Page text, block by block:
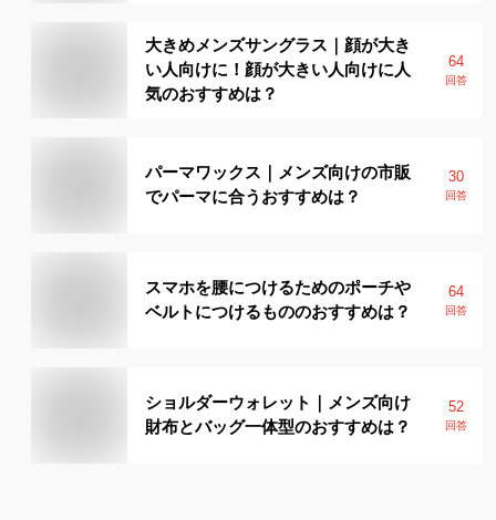
大きめメンズサングラス｜顔が大き
い人向けに！顔が大きい人向けに人
気のおすすめは？
64
回答
パーマワックス｜メンズ向けの市販
でパーマに合うおすすめは？
30
回答
スマホを腰につけるためのポーチや
ベルトにつけるもののおすすめは？
64
回答
ショルダーウォレット｜メンズ向け
財布とバッグ一体型のおすすめは？
52
回答